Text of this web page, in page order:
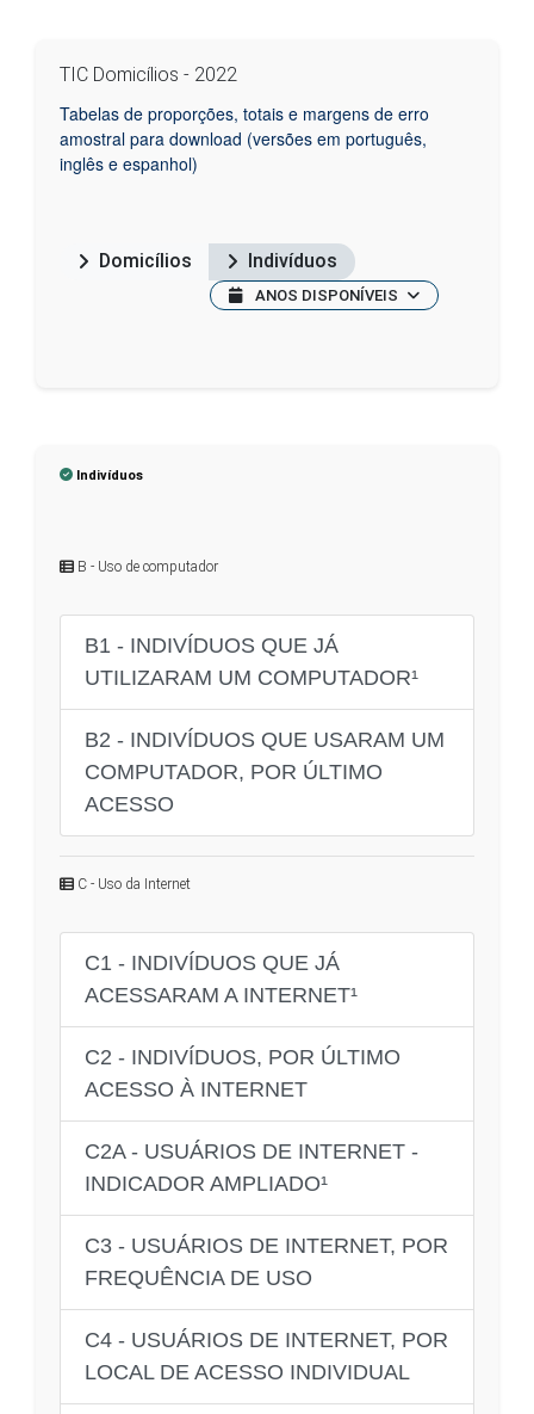
TIC Domicílios - 2022
Tabelas de proporções, totais e margens de erro
amostral para download (versões em português,
inglês e espanhol)
Domicílios Indivíduos
ANOS DISPONÍVEIS
Indivíduos
B - Uso de computador
B1 - INDIVÍDUOS QUE JÁ
UTILIZARAM UM COMPUTADOR¹
B2 - INDIVÍDUOS QUE USARAM UM
COMPUTADOR, POR ÚLTIMO
ACESSO
C - Uso da Internet
C1 - INDIVÍDUOS QUE JÁ
ACESSARAM A INTERNET¹
C2 - INDIVÍDUOS, POR ÚLTIMO
ACESSO À INTERNET
C2A - USUÁRIOS DE INTERNET -
INDICADOR AMPLIADO¹
C3 - USUÁRIOS DE INTERNET, POR
FREQUÊNCIA DE USO
C4 - USUÁRIOS DE INTERNET, POR
LOCAL DE ACESSO INDIVIDUAL